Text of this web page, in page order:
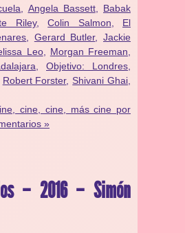
Angela Bassett, Babak
Riley,Colin Salmon
El
Gerard Butler,Jackie
Leo, Morgan Freeman
Objetivo: Londres
Robert Forster, Shivani Ghai
cine, cine, más cine por
»
– 2016 – Simón